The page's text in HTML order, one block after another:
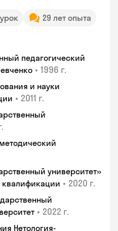
29 лет опыта
педагогический
• 1996 г.
и науки
• 2011 г.
университет»
квалификации • 2020 г.
• 2022 г.
Нетология-